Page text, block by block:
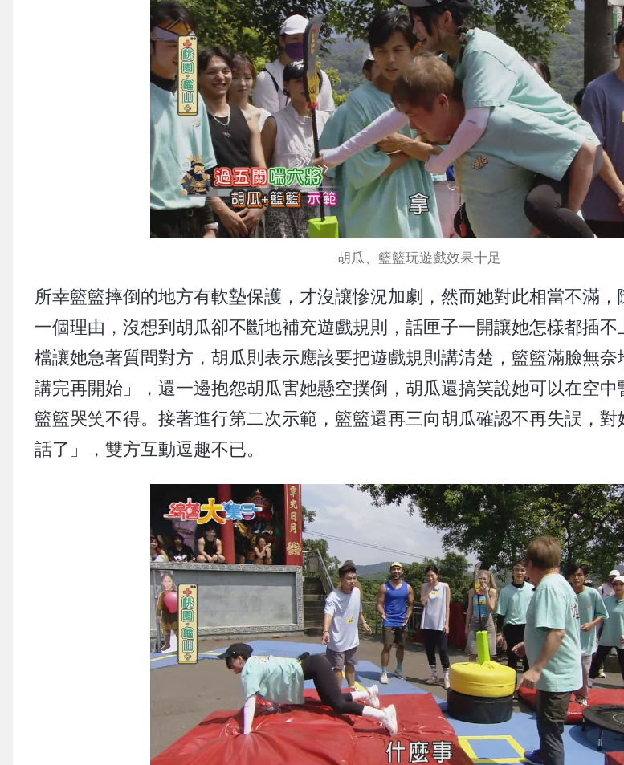
胡瓜、籃籃玩遊戲效果十足
所幸籃籃摔倒的地方有軟墊保護，才沒讓慘況加劇，然而她對此相當不滿
一個理由，沒想到胡瓜卻不斷地補充遊戲規則，話匣子一開讓她怎樣都插
檔讓她急著質問對方，胡瓜則表示應該要把遊戲規則講清楚，籃籃滿臉無
講完再開始」，還一邊抱怨胡瓜害她懸空撲倒，胡瓜還搞笑說她可以在空
籃籃哭笑不得。接著進行第二次示範，籃籃還再三向胡瓜確認不再失誤，
話了」，雙方互動逗趣不已。